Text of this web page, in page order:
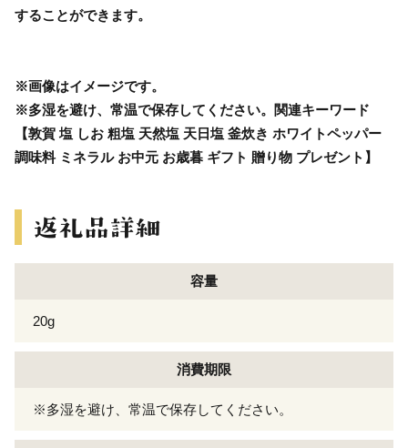
することができます。
※画像はイメージです。
※多湿を避け、常温で保存してください。関連キーワード
【敦賀 塩 しお 粗塩 天然塩 天日塩 釜炊き ホワイトペッパー
調味料 ミネラル お中元 お歳暮 ギフト 贈り物 プレゼント】
容量
20g
消費期限
※多湿を避け、常温で保存してください。